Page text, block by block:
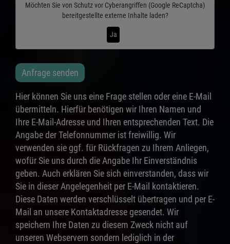
Möchten Sie von Schutz vor Cyberangriffen (Google ReCaptcha)
bereitgestellte externe Inhalte laden?
Ja
Anfrage senden
Hier können Sie uns eine Frage stellen oder eine E-Mail
übermitteln. Hierfür benötigen wir Ihren Namen und
Ihre E-Mail-Adresse und Ihren entsprechenden Text. Die
Angabe der Telefonnummer ist freiwillig. Wir
verwenden sie ggf. für Rückfragen zu Ihrem Anliegen,
wofür Sie uns durch die Angabe Ihr Einverständnis
geben. Auch erklären Sie sich einverstanden, dass wir
Sie in dieser Angelegenheit per E-Mail kontaktieren.
Diese Daten werden verschlüsselt übertragen und per E-
Mail an unsere Kontaktadresse gesendet. Wir
speichern Ihre Daten zu diesem Zweck nicht auf
unseren Webservern sondern lediglich in der